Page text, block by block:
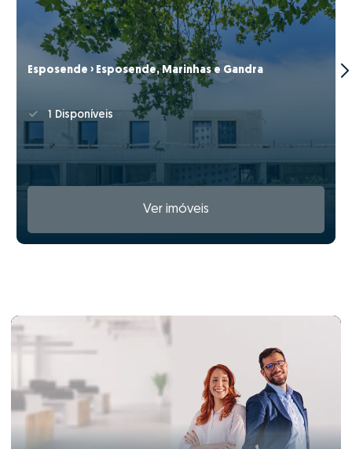
Esposende › Esposende, Marinhas e Gandra
1 Disponíveis
Ver imóveis